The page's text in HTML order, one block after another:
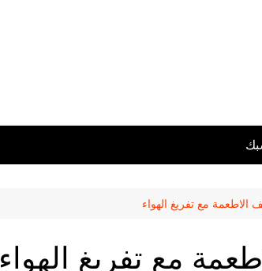
الاطعمة مع تفريغ الهواء
مع تفريغ الهواء